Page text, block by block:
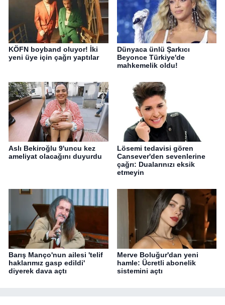
KÖFN boyband oluyor! İki
yeni üye için çağrı yaptılar
Dünyaca ünlü Şarkıcı
Beyonce Türkiye'de
mahkemelik oldu!
Aslı Bekiroğlu 9'uncu kez
ameliyat olacağını duyurdu
Lösemi tedavisi gören
Cansever'den sevenlerine
çağrı: Dualarınızı eksik
etmeyin
Barış Manço'nun ailesi 'telif
haklarımız gasp edildi'
diyerek dava açtı
Merve Boluğur'dan yeni
hamle: Ücretli abonelik
sistemini açtı